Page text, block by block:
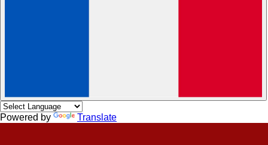
Powered by Translate